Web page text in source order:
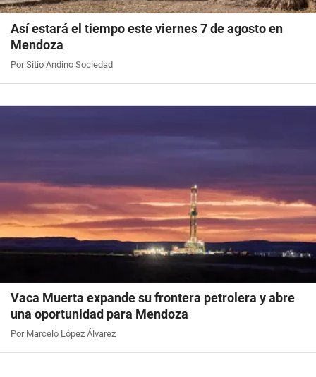
Así estará el tiempo este viernes 7 de agosto en
Mendoza
Por Sitio Andino Sociedad
Vaca Muerta expande su frontera petrolera y abre
una oportunidad para Mendoza
Por Marcelo López Álvarez